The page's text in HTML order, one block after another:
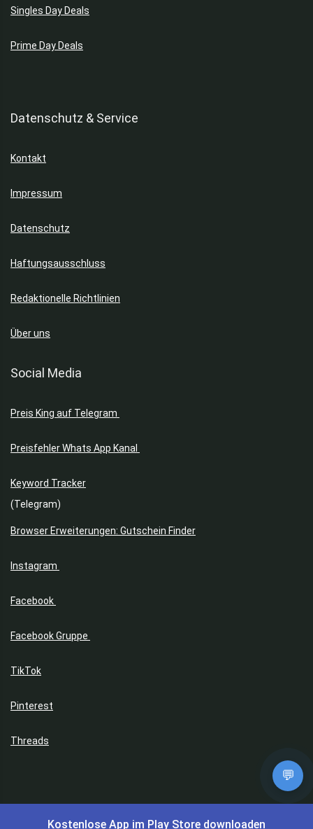
Singles Day Deals
Prime Day Deals
Datenschutz & Service
Kontakt
Impressum
Datenschutz
Haftungsausschluss
Redaktionelle Richtlinien
Über uns
Social Media
Preis King auf Telegram
Preisfehler Whats App Kanal
Keyword Tracker
(Telegram)
Browser Erweiterungen: Gutschein Finder
Instagram
Facebook
Facebook Gruppe
TikTok
Pinterest
Threads
| Dein Schnäppchen Blog
💬
Kostenlose App im Play Store downloaden